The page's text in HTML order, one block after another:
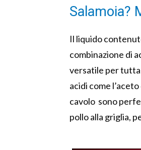
Salamoia?
Il liquido
combinazione di
versatile per tutta
acidi come
cavolo sono
pollo alla griglia,